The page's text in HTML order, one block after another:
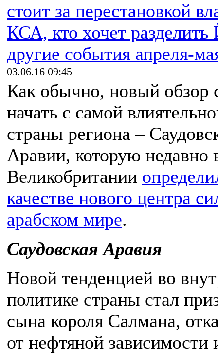
стоит за перестановкой
КСА, кто хочет
другие события апреля-
03.06.16 09:45
Как обычно, новый обзор
начать с самой
страны региона –
Аравии, которую недавно
Великобритании
качестве нового центра
арабском мире.
Саудовская Аравия
Новой тенденцией во
политике страны стал
сына короля Салмана,
от нефтяной зависимости